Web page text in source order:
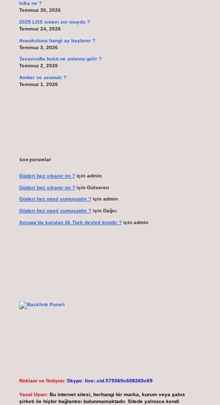
Infra ne ?
Temmuz 30, 2026
2025 LGS sınavı zor muydu ?
Temmuz 24, 2026
Anaokuluna hangi ay başlanır ?
Temmuz 3, 2026
Tasavvufta bulut ne anlama gelir ?
Temmuz 2, 2026
Amber ne aromalı ?
Temmuz 1, 2026
Son yorumlar
Güderi bez yıkanır mı ?için admin
Güderi bez yıkanır mı ?için Gülseren
Güderi bez nasıl yumuşatılır ?için admin
Güderi bez nasıl yumuşatılır ?için Dağcı
Avrupa’da kurulan ilk Türk devleti kimdir ?için admin
Reklam ve İletişim: Skype: live:.cid.575569c608265c69
Yasal Uyarı: Bu internet sitesi, herhangi bir marka, kurum veya şahıs
şirketi ile hiçbir bağlantısı bulunmamaktadır. Sitede yalnızca kendi